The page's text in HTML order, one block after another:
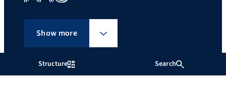
Structure Search
Show more